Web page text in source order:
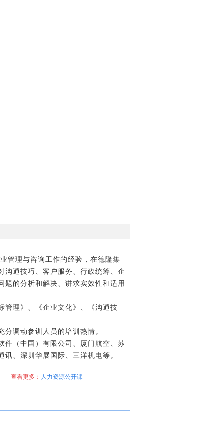
管理与咨询工作的经验，在德隆集
沟通技巧、客户服务、行政统筹、企
题的分析和解决、讲求实效性和适用
管理》、《企业文化》、《沟通技
调动参训人员的培训热情。
件（中国）有限公司、厦门航空、苏
、深圳华展国际、三洋机电等。
查看更多： 人力资源公开课